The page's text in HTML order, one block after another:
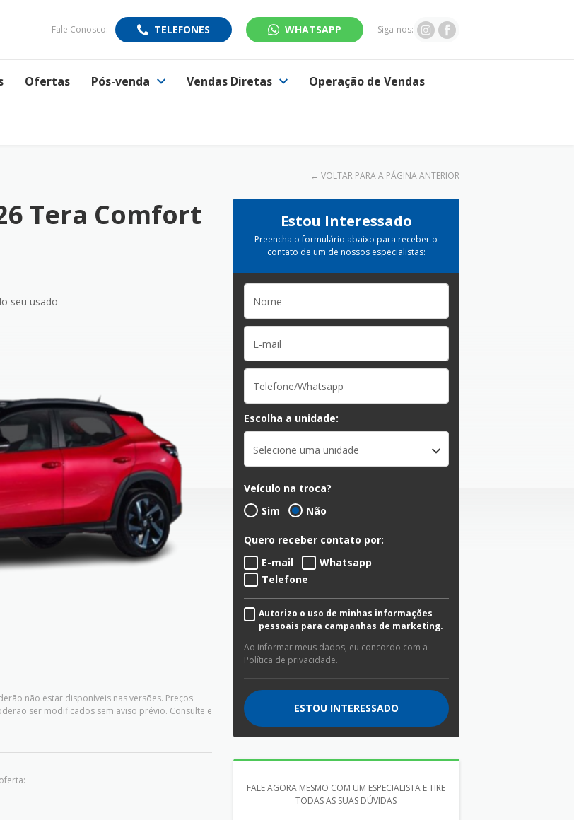
Fale Conosco: TELEFONES WHATSAPP Siga-nos:
Ofertas Pós-venda Vendas Diretas Operação de Vendas
← VOLTAR PARA A PÁGINA ANTERIOR
Tera Comfort
seu usado
não estar disponíveis nas versões. Preços
ser modificados sem aviso prévio. Consulte e
Estou Interessado
Preencha o formulário abaixo para receber o
contato de um de nossos especialistas:
Escolha a unidade:
Selecione uma unidade
Veículo na troca?
Sim
Não
Quero receber contato por:
E-mail
Whatsapp
Telefone
Autorizo o uso de minhas informações
pessoais para campanhas de marketing.
Ao informar meus dados, eu concordo com a
Política de privacidade.
ESTOU INTERESSADO
FALE AGORA MESMO COM UM ESPECIALISTA E TIRE
TODAS AS SUAS DÚVIDAS